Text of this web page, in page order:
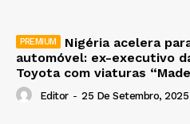
Nigéria acelera
automóvel: ex-executivo
Toyota com viaturas
Editor - 25 De Setembro, 2025